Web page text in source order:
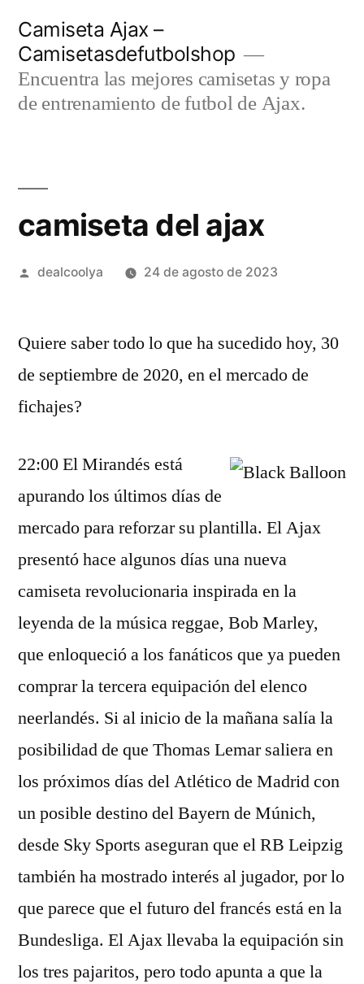
contenido
Camiseta Ajax –
Camisetasdefutbolshop
Encuentra las mejores camisetas y ropa
de entrenamiento de futbol de Ajax.
camiseta del ajax
Publicado
dealcoolya 24 de agosto de 2023
Quiere saber todo lo que ha sucedido hoy, 30
de septiembre de 2020, en el mercado de
fichajes?
22:00 El Mirandés está
apurando los últimos días de
mercado para reforzar su plantilla. El Ajax
presentó hace algunos días una nueva
camiseta revolucionaria inspirada en la
leyenda de la música reggae, Bob Marley,
que enloqueció a los fanáticos que ya pueden
comprar la tercera equipación del elenco
neerlandés. Si al inicio de la mañana salía la
posibilidad de que Thomas Lemar saliera en
los próximos días del Atlético de Madrid con
un posible destino del Bayern de Múnich,
desde Sky Sports aseguran que el RB Leipzig
también ha mostrado interés al jugador, por lo
que parece que el futuro del francés está en la
Bundesliga. El Ajax llevaba la equipación sin
los tres pajaritos, pero todo apunta a que la